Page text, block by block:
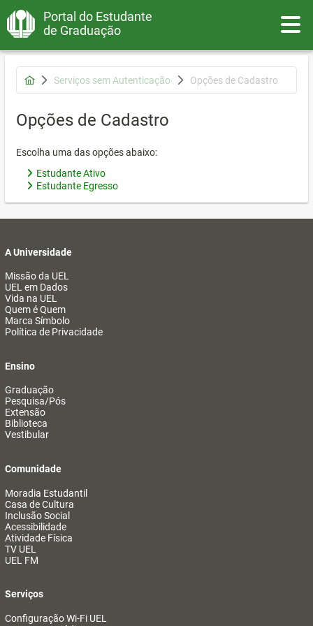
Portal do Estudante
de Graduação
Serviços sem Autenticação Opções de Cadastro
Opções de Cadastro
Escolha uma das opções abaixo:
Estudante Ativo
Estudante Egresso
A Universidade
Missão da UEL
UEL em Dados
Vida na UEL
Quem é Quem
Marca Símbolo
Política de Privacidade
Ensino
Graduação
Pesquisa/Pós
Extensão
Biblioteca
Vestibular
Comunidade
Moradia Estudantil
Casa de Cultura
Inclusão Social
Acessibilidade
Atividade Física
TV UEL
UEL FM
Serviços
Configuração Wi-Fi UEL